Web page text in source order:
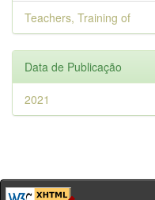
Teachers, Training of
Data de Publicação
2021
Av.